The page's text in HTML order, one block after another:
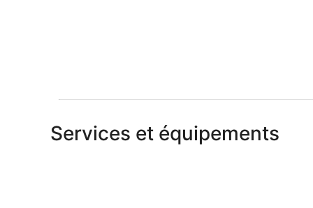
Services et équipements